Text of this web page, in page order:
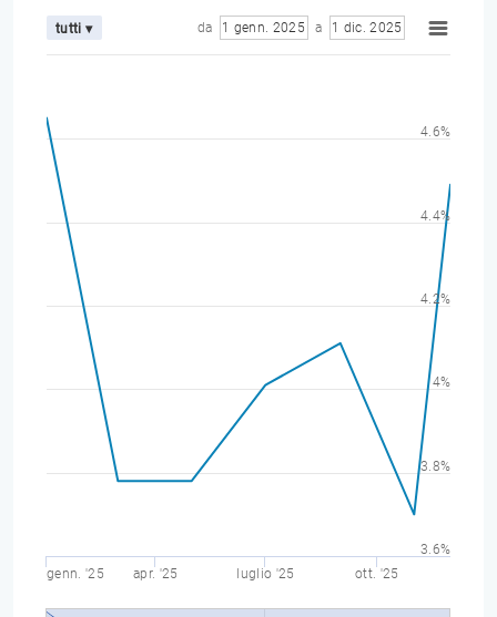
tutti ▾ da 1 genn. 2025 a 1 dic. 2025
genn. '25 apr. '25 luglio '25 ott. '25
3.6%
3.8%
4%
4.2%
4.4%
4.6%